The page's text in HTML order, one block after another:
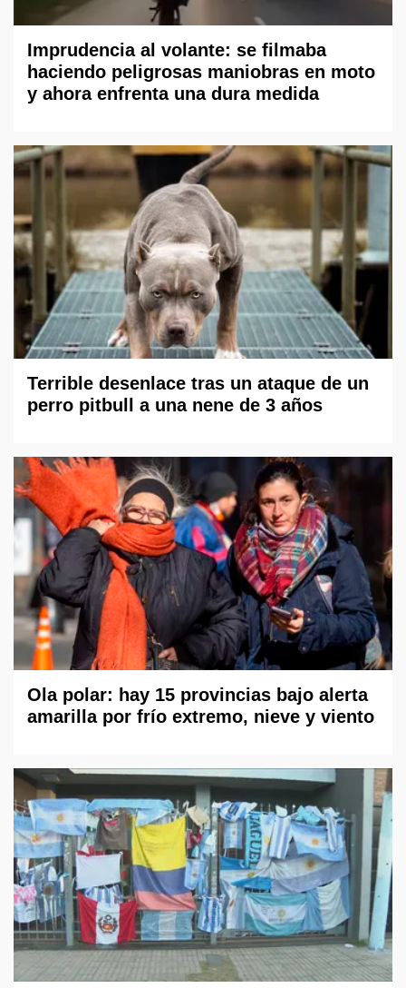
Imprudencia al volante: se filmaba
haciendo peligrosas maniobras en moto
y ahora enfrenta una dura medida
Terrible desenlace tras un ataque de un
perro pitbull a una nene de 3 años
Ola polar: hay 15 provincias bajo alerta
amarilla por frío extremo, nieve y viento